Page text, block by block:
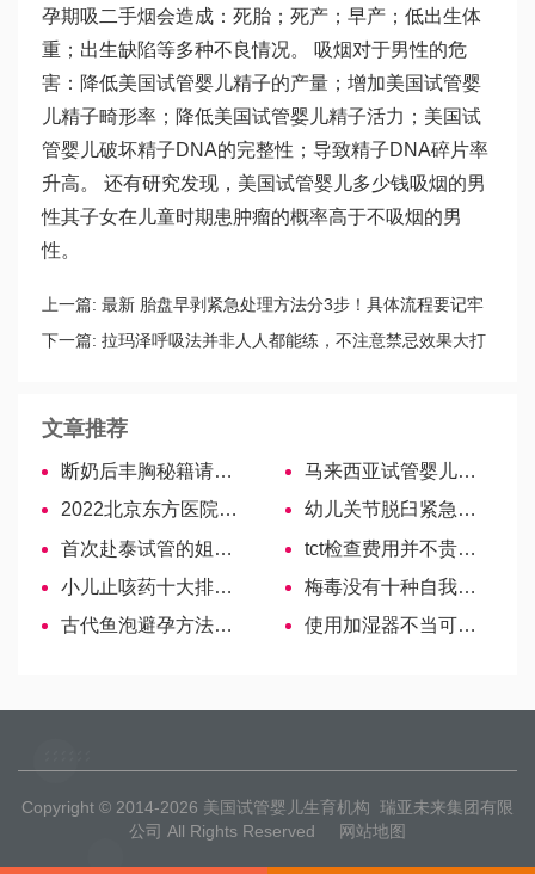
孕期吸二手烟会造成：死胎；死产；早产；低出生体
重；出生缺陷等多种不良情况。 吸烟对于男性的危
害：降低美国试管婴儿精子的产量；增加美国试管婴
儿精子畸形率；降低美国试管婴儿精子活力；美国试
管婴儿破坏精子DNA的完整性；导致精子DNA碎片率
升高。 还有研究发现，美国试管婴儿多少钱吸烟的男
性其子女在儿童时期患肿瘤的概率高于不吸烟的男
性。
上一篇: 最新 胎盘早剥紧急处理方法分3步！具体流程要记牢
下一篇: 拉玛泽呼吸法并非人人都能练，不注意禁忌效果大打
文章推荐
断奶后丰胸秘籍请收下，运动配合饮食效果明显！
马来西亚试管婴儿考察团揭秘，提前带你了解流程、环境
2022北京东方医院试管婴儿医生名单（附各大夫助孕成功率）
幼儿关节脱臼紧急处理，学会这3种方法家长不用慌
首次赴泰试管的姐妹看过来！宝妈们真实的分享
tct检查费用并不贵，医保还可报销一部分
小儿止咳药十大排行榜参考，二陈丸等中成药均在榜上
梅毒没有十种自我检查法，科学检测才能一分钟出结果
古代鱼泡避孕方法有效么？选择现代工具才保险！
使用加湿器不当可致肺炎，孕妇、新生儿是否能用？看这里！
Copyright © 2014-2026 美国试管婴儿生育机构 瑞亚未来集团有限
公司 All Rights Reserved
网站地图